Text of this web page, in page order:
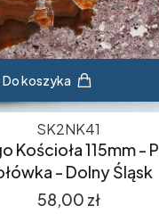
Do koszyka
SK2NK41
Kościoła 115mm -
- Dolny Śląsk
Cena
58,00 zł